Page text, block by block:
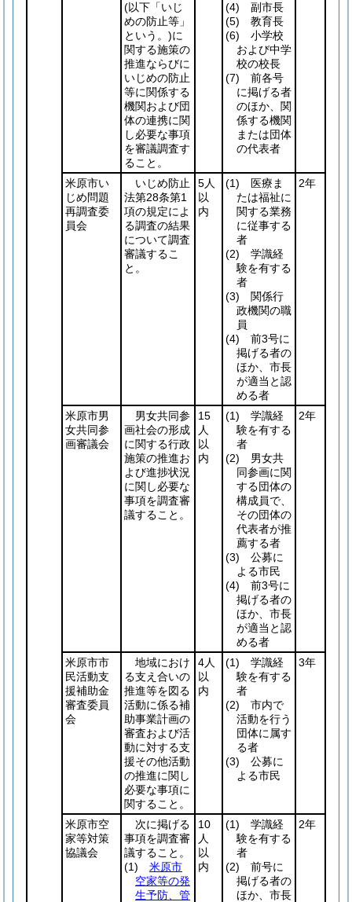
(以下「いじ
めの防止等」
という。)に
関する施策の
推進ならびに
いじめの防止
等に関係する
機関および団
体の連携に関
し必要な事項
を審議調査す
ること。
(4) 副市長
(5) 教育長
(6) 小学校
および中学
校の校長
(7) 前各号
に掲げる者
のほか、関
係する機関
または団体
の代表者
米原市い
じめ問題
再調査委
員会
いじめ防止
法第28条第1
項の規定によ
る調査の結果
について調査
審議するこ
と。
5人
以
内
(1) 医療ま
たは福祉に
関する業務
に従事する
者
(2) 学識経
験を有する
者
(3) 関係行
政機関の職
員
(4) 前3号に
掲げる者の
ほか、市長
が適当と認
める者
2年
米原市男
女共同参
画審議会
男女共同参
画社会の形成
に関する行政
施策の推進お
よび進捗状況
に関し必要な
事項を調査審
議すること。
15
人
以
内
(1) 学識経
験を有する
者
(2) 男女共
同参画に関
する団体の
構成員で、
その団体の
代表者が推
薦する者
(3) 公募に
よる市民
(4) 前3号に
掲げる者の
ほか、市長
が適当と認
める者
2年
米原市市
民活動支
援補助金
審査委員
会
地域におけ
る支え合いの
推進等を図る
活動に係る補
助事業計画の
審査および活
動に対する支
援その他活動
の推進に関し
必要な事項に
関すること。
4人
以
内
(1) 学識経
験を有する
者
(2) 市内で
活動を行う
団体に属す
る者
(3) 公募に
よる市民
3年
米原市空
家等対策
協議会
次に掲げる
事項を調査審
議すること。
(1)
米原市
空家等の発
生予防、管
10
人
以
内
(1) 学識経
験を有する
者
(2) 前号に
掲げる者の
ほか、市長
2年